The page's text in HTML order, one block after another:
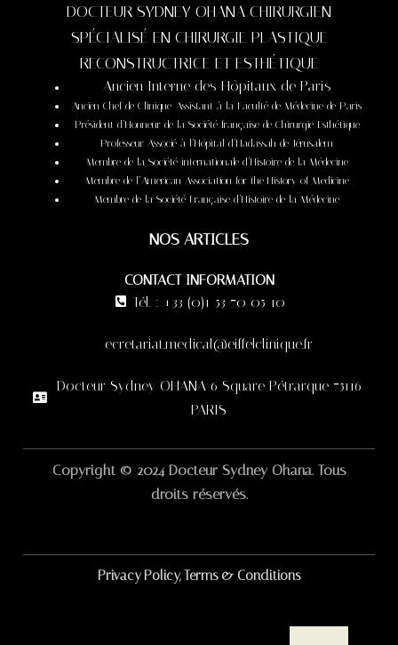
DOCTEUR SYDNEY OHANA CHIRURGIEN
SPÉCIALISÉ EN CHIRURGIE PLASTIQUE
RECONSTRUCTRICE ET ESTHÉTIQUE
Ancien Interne des Hôpitaux de Paris
Ancien Chef de Clinique-Assistant à la Faculté de Médecine de Paris
Président d’Honneur de la Société française de Chirurgie Esthétique
Professeur Associé à l’Hôpital d’Hadassah de Jérusalem
Membre de la Société internationale d’Histoire de la Médecine
Membre de l’American Association for the History of Medicine
Membre de la Société Française d’Histoire de la Médecine
NOS ARTICLES
CONTACT INFORMATION
Tél. : +33 (0)1 53 70 05 10
ecretariat.medical@eiffelclinique.fr
Docteur Sydney OHANA 6 Square Pétrarque 75116
PARIS
Copyright © 2024 Docteur Sydney Ohana. Tous
droits réservés.
Privacy Policy, Terms & Conditions